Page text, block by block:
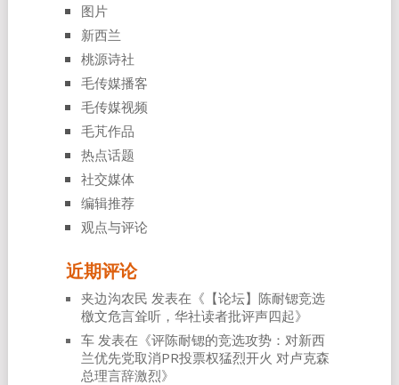
图片
新西兰
桃源诗社
毛传媒播客
毛传媒视频
毛芃作品
热点话题
社交媒体
编辑推荐
观点与评论
近期评论
夹边沟农民 发表在《 【论坛】陈耐锶竞选
檄文危言耸听，华社读者批评声四起》
车发表在《评陈耐锶的竞选攻势：对新西
兰优先党取消PR投票权猛烈开火 对卢克森
总理言辞激烈》